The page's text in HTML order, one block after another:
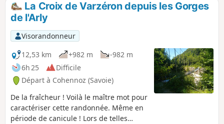
p
La Croix de Varzéron depuis les Gorges
de l'Arly
Visorandonneur
12,53 km
+982 m
-982 m
6h 25
Difficile
Départ à Cohennoz (Savoie)
De la fraîcheur ! Voilà le maître mot pour
caractériser cette randonnée. Même en
période de canicule ! Lors de telles